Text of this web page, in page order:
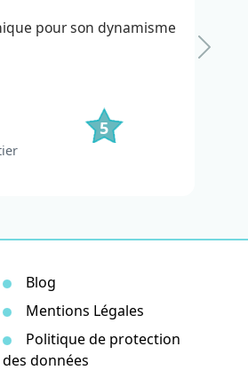
pour son dynamisme
5
Blog
Mentions Légales
Politique de protection
des données